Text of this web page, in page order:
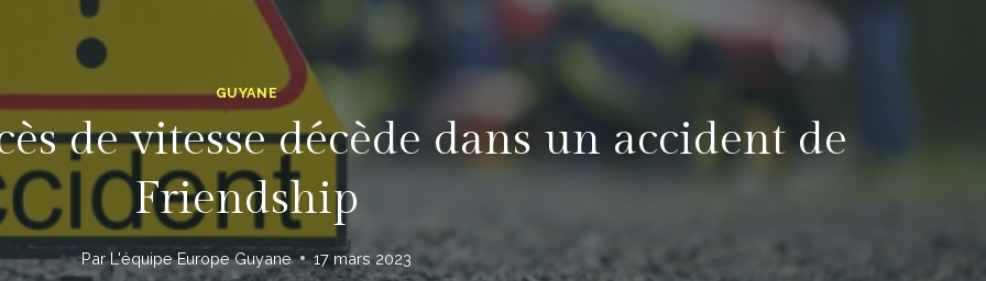
GUYANE
de vitesse décède dans un accident de
Friendship
ParL'équipe Europe Guyane 17 mars 2023